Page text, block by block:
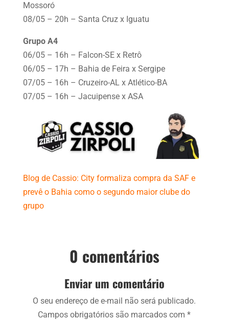
Mossoró
08/05 – 20h – Santa Cruz x Iguatu
Grupo A4
06/05 – 16h – Falcon-SE x Retrô
06/05 – 17h – Bahia de Feira x Sergipe
07/05 – 16h – Cruzeiro-AL x Atlético-BA
07/05 – 16h – Jacuipense x ASA
Blog de Cassio: City formaliza compra da SAF e
prevê o Bahia como o segundo maior clube do
grupo
0 comentários
Enviar um comentário
O seu endereço de e-mail não será publicado.
Campos obrigatórios são marcados com*